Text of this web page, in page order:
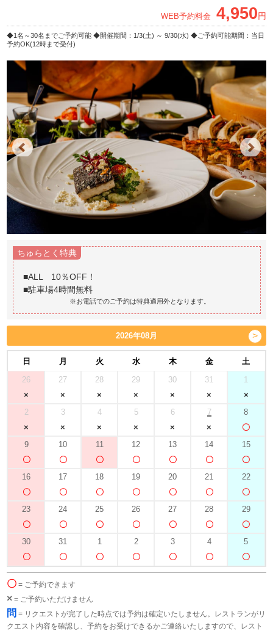
WEB予約料金 4,950円
1名～30名までご予約可能 開催期間：1/3(土) ～ 9/30(水)
ご予約可能期間：当日
予約OK(12時まで受付)
Previous Next
ちゅらとく特典
■ALL 10％OFF！
※お電話でのご予約は特典適用外となります。
2026年08月
日 月 火 水 木 金
土
26
27 28 29 30 31 1
2 3 4 5 6 7 8
9 10 11 12 13 14 15
16 17 18 19 20 21 22
23 24 25 26 27 28 29
30 31 1 2 3 4 5
〇 = ご予約できます
× = ご予約いただけません
問 = リクエストが完了した時点では予約は確定いたしません。レストランがリ
クエスト内容を確認し、予約をお受けできるかご連絡いたしますので、レスト